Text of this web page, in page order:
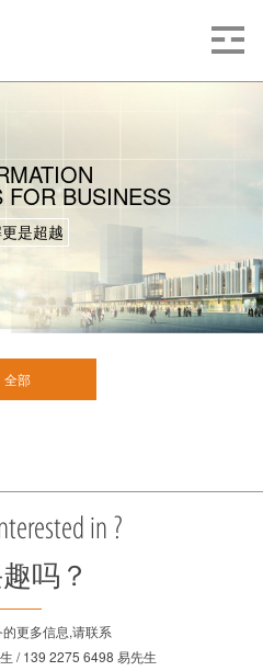
BUSINESS
是超越
全部
in ?
吗？
更多信息,请联系
/ 139 2275 6498 易先生